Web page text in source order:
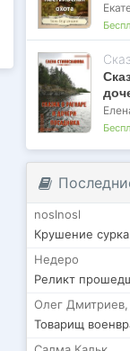
noslnosl
Крушение
Недеро
Реликт
Олег Дмитриев,
Товарищ